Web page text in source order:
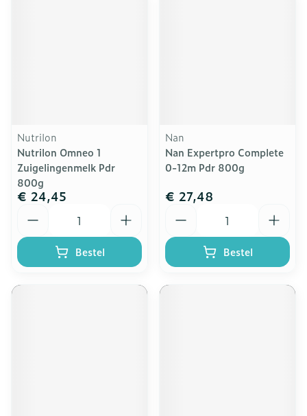
Nutrilon
Nutrilon Omneo 1
Zuigelingenmelk Pdr
800g
€ 24,45
Bestel
Nan
Nan Expertpro Complete
0-12m Pdr 800g
€ 27,48
Bestel